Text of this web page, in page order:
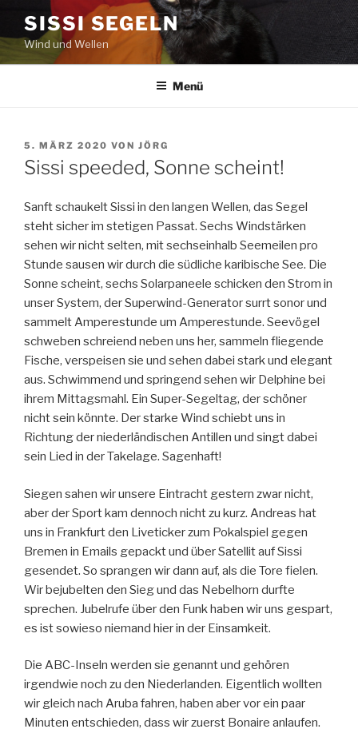
Inhalt
springen
SISSI SEGELN
Wind und Wellen
Menü
VERÖFFENTLICHT
AM
5. MÄRZ 2020 VON JÖRG
Sissi speeded, Sonne scheint!
Sanft schaukelt Sissi in den langen Wellen, das Segel
steht sicher im stetigen Passat. Sechs Windstärken
sehen wir nicht selten, mit sechseinhalb Seemeilen pro
Stunde sausen wir durch die südliche karibische See. Die
Sonne scheint, sechs Solarpaneele schicken den Strom in
unser System, der Superwind-Generator surrt sonor und
sammelt Amperestunde um Amperestunde. Seevögel
schweben schreiend neben uns her, sammeln fliegende
Fische, verspeisen sie und sehen dabei stark und elegant
aus. Schwimmend und springend sehen wir Delphine bei
ihrem Mittagsmahl. Ein Super-Segeltag, der schöner
nicht sein könnte. Der starke Wind schiebt uns in
Richtung der niederländischen Antillen und singt dabei
sein Lied in der Takelage. Sagenhaft!
Siegen sahen wir unsere Eintracht gestern zwar nicht,
aber der Sport kam dennoch nicht zu kurz. Andreas hat
uns in Frankfurt den Liveticker zum Pokalspiel gegen
Bremen in Emails gepackt und über Satellit auf Sissi
gesendet. So sprangen wir dann auf, als die Tore fielen.
Wir bejubelten den Sieg und das Nebelhorn durfte
sprechen. Jubelrufe über den Funk haben wir uns gespart,
es ist sowieso niemand hier in der Einsamkeit.
Die ABC-Inseln werden sie genannt und gehören
irgendwie noch zu den Niederlanden. Eigentlich wollten
wir gleich nach Aruba fahren, haben aber vor ein paar
Minuten entschieden, dass wir zuerst Bonaire anlaufen.